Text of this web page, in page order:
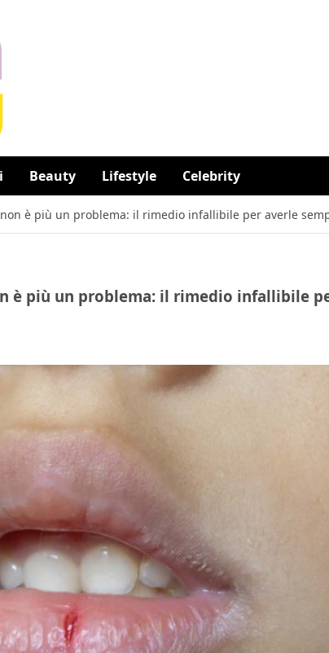
Beauty Lifestyle Celebrity
è più un problema: il rimedio infallibile per averle
è più un problema: il rimedio infallibile